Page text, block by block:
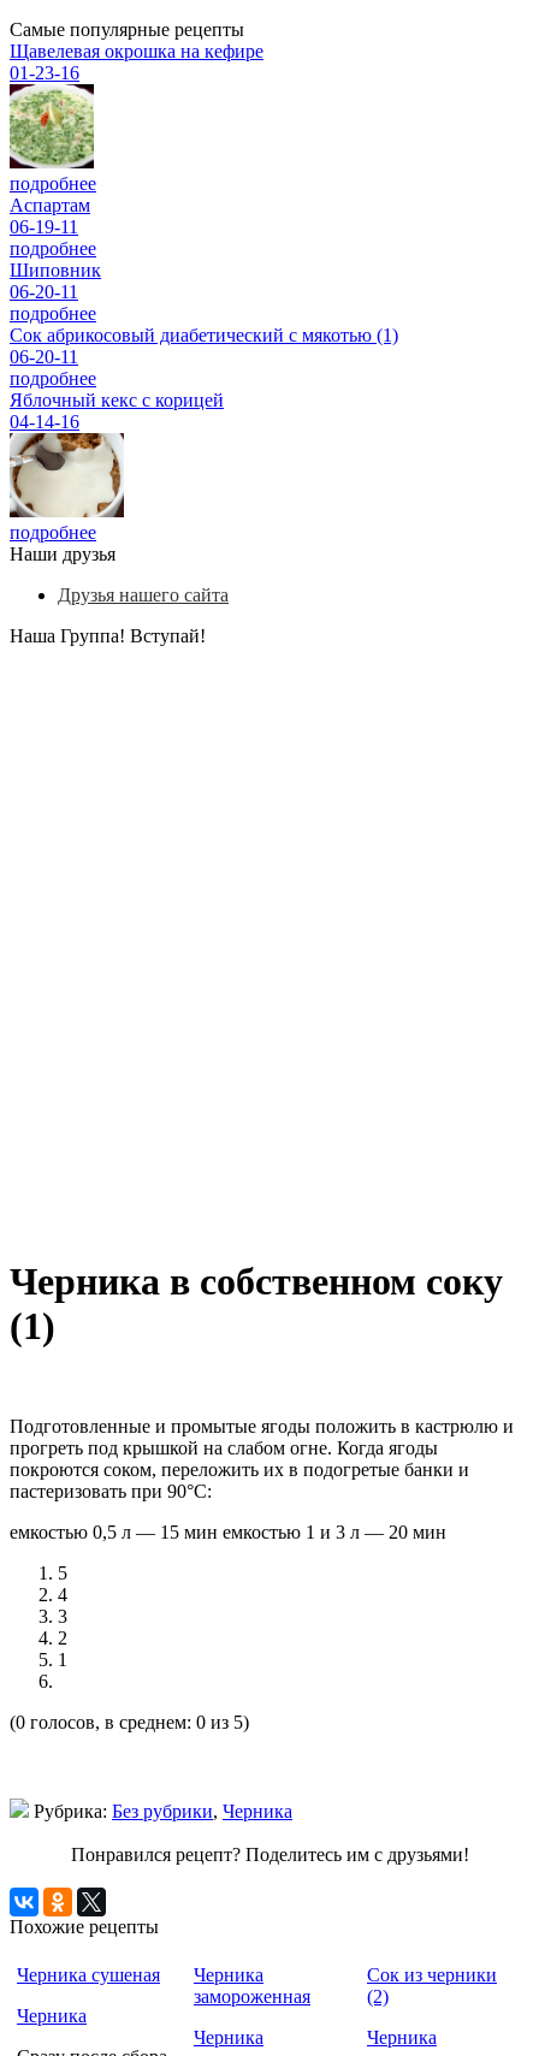
Самые популярные рецепты
Щавелевая окрошка на кефире
01-23-16
подробнее
Аспартам
06-19-11
подробнее
Шиповник
06-20-11
подробнее
Сок абрикосовый диабетический с мякотью (1)
06-20-11
подробнее
Яблочный кекс с корицей
04-14-16
подробнее
Наши друзья
Друзья нашего сайта
Наша Группа! Вступай!
Черника в собственном соку
(1)
Подготовленные и промытые ягоды положить в кастрюлю и
прогреть под крышкой на слабом огне. Когда ягоды
покроются соком, переложить их в подогретые банки и
пастеризовать при 90°С:
емкостью 0,5 л — 15 мин емкостью 1 и 3 л — 20 мин
5
4
3
2
1
(0 голосов, в среднем: 0 из 5)
Рубрика: Без рубрики, Черника
Понравился рецепт? Поделитесь им с друзьями!
Похожие рецепты
Черника сушеная
Черника
Черника
замороженная
Черника
Сок из черники
(2)
Черника